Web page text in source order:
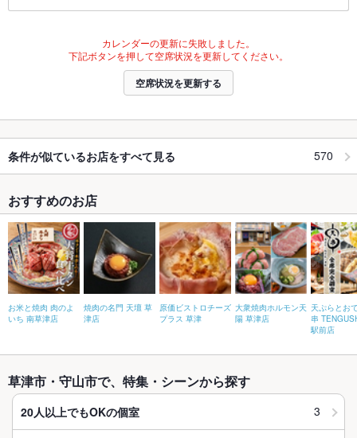
カレンダーの更新に失敗しました。
下記ボタンを押して空席状況を更新してください。
空席状況を更新する
条件が似ているお店をすべて見る 570
おすすめのお店
お米と焼肉 肉のよ
いち 南草津店
焼肉の名門 天壇 草
津店
原価ビストロチーズ
プラス 草津
大衆焼肉ホルモン天
陽 草津店
天ぷらとお
串
駅前店
草津市・守山市で、特集・シーンから探す
20人以上でもOKの個室 3